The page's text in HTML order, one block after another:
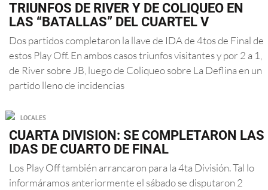
TRIUNFOS DE RIVER Y DE COLIQUEO EN
LAS “BATALLAS” DEL CUARTEL V
Dos partidos completaron la llave de IDA de 4tos de Final de
estos Play Off. En ambos casos triunfos visitantes y por 2 a 1,
de River sobre JB, luego de Coliqueo sobre La Deflina en un
partido lleno de incidencias
LOCALES
CUARTA DIVISION: SE COMPLETARON LAS
IDAS DE CUARTO DE FINAL
Los Play Off también arrancaron para la 4ta División. Tal lo
informáramos anteriormente el sábado se disputaron 2